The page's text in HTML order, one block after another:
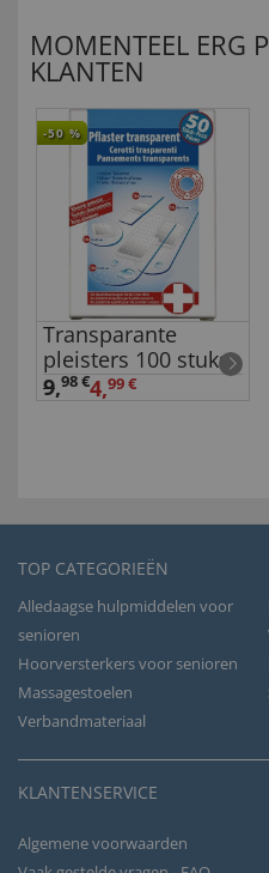
MOMENTEEL ERG
KLANTEN
-50 %
Transparante
pleisters 100 stuks
9,98 €4,99 €
TOP CATEGORIEËN
Alledaagse hulpmiddelen voor
senioren
Hoorversterkers voor senioren
Massagestoelen
Verbandmateriaal
KLANTENSERVICE
Algemene voorwaarden